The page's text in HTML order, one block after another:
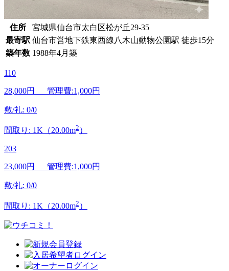
住所
宮城県仙台市太白区松が丘29-35
最寄駅 仙台市営地下鉄東西線八木山動物公園駅 徒歩15分
築年数 1988年4月築
110
28,000円 管理費:1,000円
敷/礼: 0/0
間取り: 1K（20.00m2 ）
203
23,000円 管理費:1,000円
敷/礼: 0/0
間取り: 1K（20.00m2 ）